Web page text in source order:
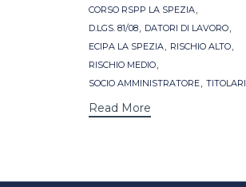
CORSO RSPP LA SPEZIA,
D.LGS. 81/08, DATORI DI LAVORO,
ECIPA LA SPEZIA, RISCHIO ALTO,
RISCHIO MEDIO,
SOCIO AMMINISTRATORE, TITOLARI
Read More